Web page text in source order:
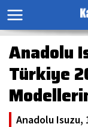
Anadolu
Türkiye
Anadolu Isuzu,